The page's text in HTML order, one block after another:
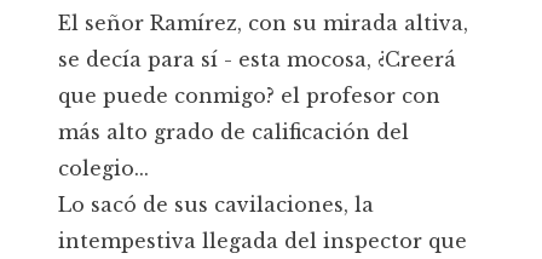
El señor Ramírez, con su mirada altiva,
se decía para sí - esta mocosa, ¿Creerá
que puede conmigo? el profesor con
más alto grado de calificación del
colegio...
Lo sacó de sus cavilaciones, la
intempestiva llegada del inspector que